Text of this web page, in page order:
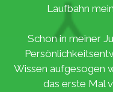
Laufbahn
Schon in meiner
Wissen aufgesogen
das erste Mal